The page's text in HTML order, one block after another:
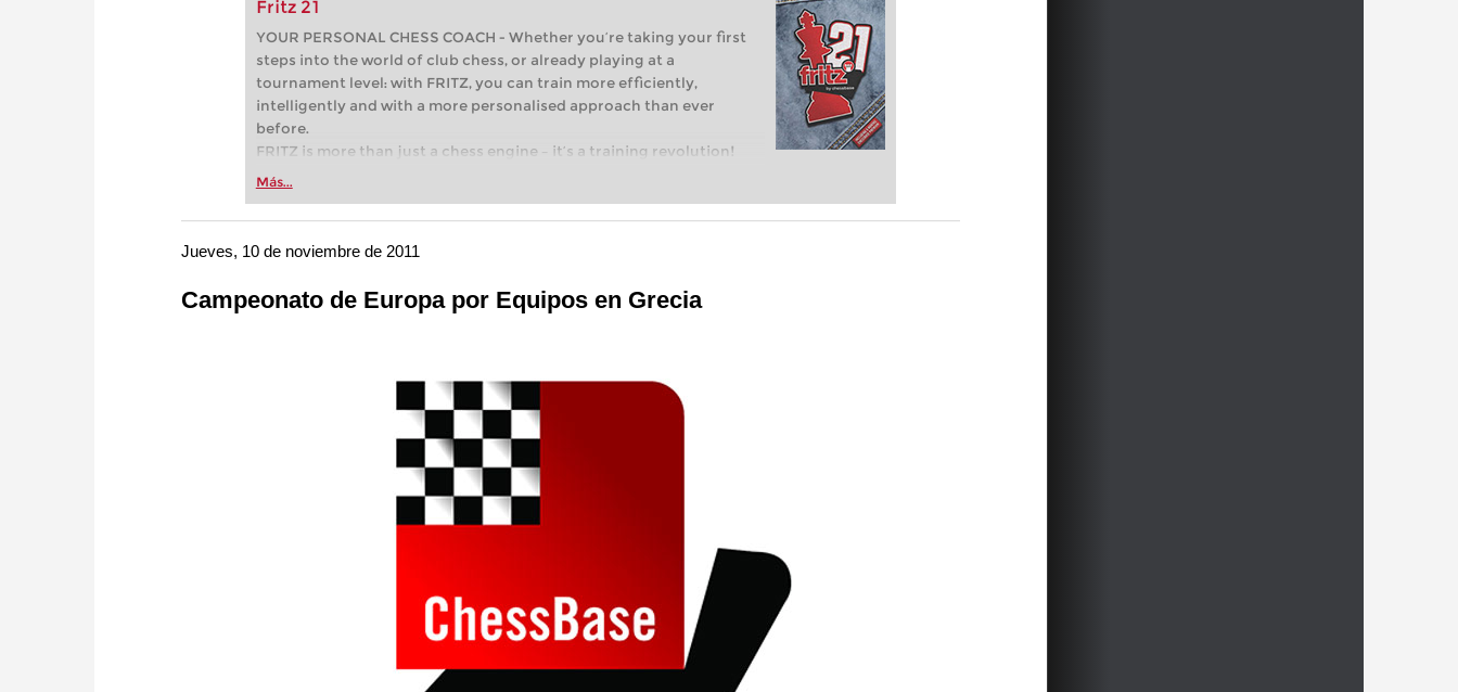
Fritz 21
YOUR PERSONAL CHESS COACH - Whether you’re taking your first
steps into the world of club chess, or already playing at a
tournament level: with FRITZ, you can train more efficiently,
intelligently and with a more personalised approach than ever
before.
FRITZ is more than just a chess engine – it’s a training revolution!
Whether you’re taking your first steps into the world of club chess,
more efficiently, intelligently and with a more personalised
approach than ever before.
Más...
Jueves, 10 de noviembre de 2011
Campeonato de Europa por Equipos en Grecia